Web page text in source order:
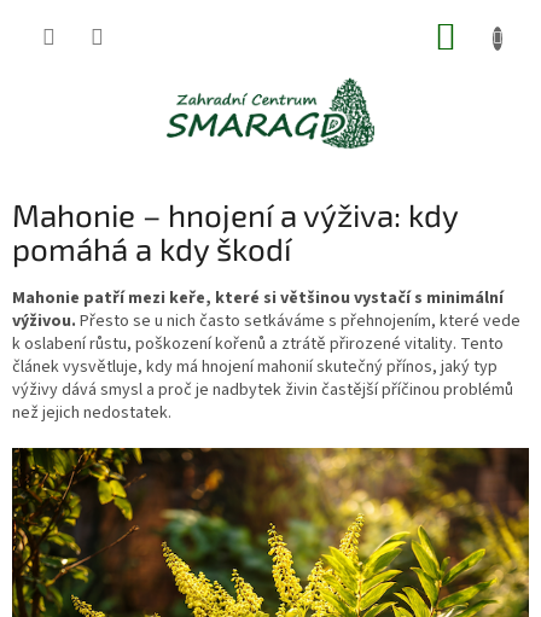
Mahonie – hnojení a výživa: kdy
pomáhá a kdy škodí
Mahonie patří mezi keře, které si většinou vystačí s minimální
výživou. Přesto se u nich často setkáváme s přehnojením, které vede
k oslabení růstu, poškození kořenů a ztrátě přirozené vitality. Tento
článek vysvětluje, kdy má hnojení mahonií skutečný přínos, jaký typ
výživy dává smysl a proč je nadbytek živin častější příčinou problémů
než jejich nedostatek.